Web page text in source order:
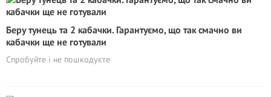
Беру тунець та 2 кабачки. Гарантуємо, що так смачно ви
кабачки ще не готували
Спробуйте і не пошкодуєте